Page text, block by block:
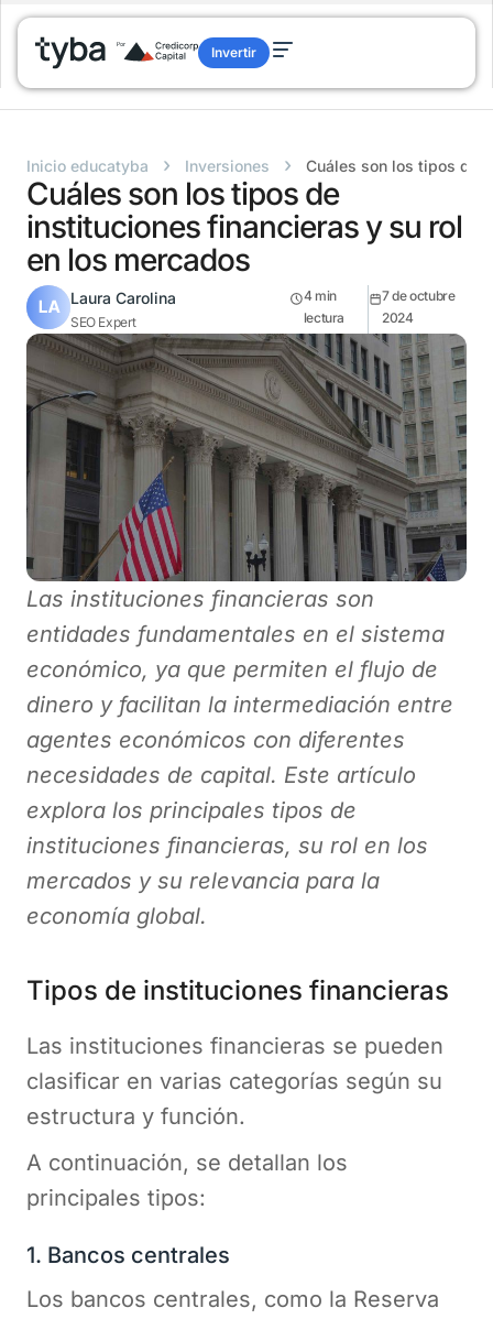
Invertir
Inicio educatyba › Inversiones › Cuáles son los tipos de
Cuáles son los tipos de
instituciones financieras y su rol
en los mercados
Laura Carolina
SEO Expert
4 min
lectura
7 de octubre
2024
Las instituciones financieras son
entidades fundamentales en el sistema
económico, ya que permiten el flujo de
dinero y facilitan la intermediación entre
agentes económicos con diferentes
necesidades de capital. Este artículo
explora los principales tipos de
instituciones financieras, su rol en los
mercados y su relevancia para la
economía global.
Tipos de instituciones financieras
Las instituciones financieras se pueden
clasificar en varias categorías según su
estructura y función.
A continuación, se detallan los
principales tipos:
1. Bancos centrales
Los bancos centrales, como la Reserva